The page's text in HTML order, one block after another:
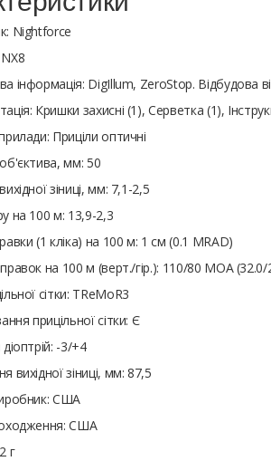
Nightforce
інформація: DigIllum, ZeroStop. Відбудова
Кришки захисні (1), Серветка (1),
Приціли оптичні
мм: 50
зіниці, мм: 7,1-2,5
на 100 м: 13,9-2,3
(1 кліка) на 100 м: 1 см (0.1 MRAD)
на 100 м (верт./гір.): 110/80 MOA
сітки: TReMoR3
прицільної сітки: Є
-3/+4
вихідної зіниці, мм: 87,5
США
США
г